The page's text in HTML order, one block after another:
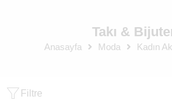
Takı &
Anasayfa Moda Kadın
Filtre